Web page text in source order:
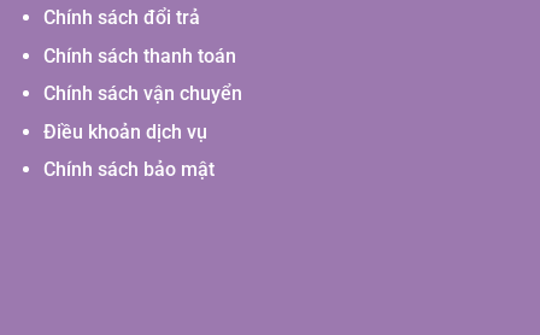
Chính sách đổi trả
Chính sách thanh toán
Chính sách vận chuyển
Điều khoản dịch vụ
Chính sách bảo mật